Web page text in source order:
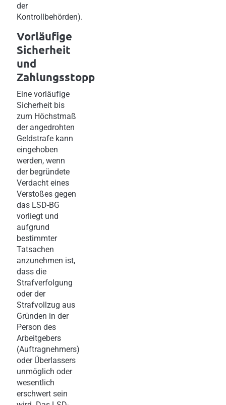
der
Kontrollbehörden).
Vorläufige
Sicherheit
und
Zahlungsstopp
Eine vorläufige
Sicherheit bis
zum Höchstmaß
der angedrohten
Geldstrafe kann
eingehoben
werden, wenn
der begründete
Verdacht eines
Verstoßes gegen
das LSD-BG
vorliegt und
aufgrund
bestimmter
Tatsachen
anzunehmen ist,
dass die
Strafverfolgung
oder der
Strafvollzug aus
Gründen in der
Person des
Arbeitgebers
(Auftragnehmers)
oder Überlassers
unmöglich oder
wesentlich
erschwert sein